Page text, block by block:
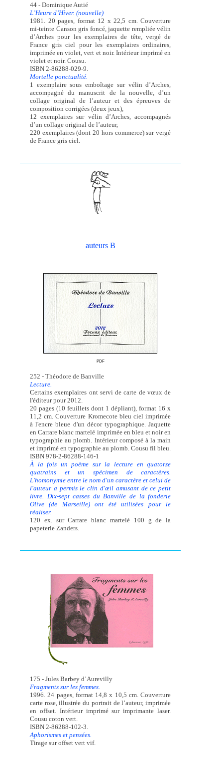
44 - Dominique Autié
L’Heure d’Hiver. (nouvelle)
1981. 20 pages, format 12 x 22,5 cm. Couverture
mi-teinte Canson gris foncé, jaquette rempliée vélin
d’Arches pour les exemplaires de tête, vergé de
France gris ciel pour les exemplaires ordinaires,
imprimée en violet, vert et noir. Intérieur imprimé en
violet et noir. Cousu.
ISBN 2-86288-029-9.
Mortelle ponctualité.
1 exemplaire sous emboîtage sur vélin d’Arches,
accompagné du manuscrit de la nouvelle, d’un
collage original de l’auteur et des épreuves de
composition corrigées (deux jeux),
12 exemplaires sur vélin d’Arches, accompagnés
d’un collage original de l’auteur,
220 exemplaires (dont 20 hors commerce) sur vergé
de France gris ciel.
auteurs B
PDF
252 - Théodore de Banville
Lecture.
Certains exemplaires ont servi de carte de vœux de
l'éditeur pour 2012.
20 pages (10 feuillets dont 1 dépliant), format 16 x
11,2 cm. Couverture Kromecote bleu ciel imprimée
à l'encre bleue d'un décor typographique. Jaquette
en Carrare blanc martelé imprimée en bleu et noir en
typographie au plomb. Intérieur composé à la main
et imprimé en typographie au plomb. Cousu fil bleu.
ISBN 978-2-86288-146-1
À la fois un poème sur la lecture en quatorze
quatrains et un spécimen de caractères.
L'homonymie entre le nom d'un caractère et celui de
l'auteur a permis le clin d'œil amusant de ce petit
livre. Dix-sept casses du Banville de la fonderie
Olive (de Marseille) ont été utilisées pour le
réaliser.
120 ex. sur Carrare blanc martelé 100 g de la
papeterie Zanders.
175 - Jules Barbey d’Aurevilly
Fragments sur les femmes.
1996. 24 pages, format 14,8 x 10,5 cm. Couverture
carte rose, illustrée du portrait de l’auteur, imprimée
en offset. Intérieur imprimé sur imprimante laser.
Cousu coton vert.
ISBN 2-86288-102-3.
Aphorismes et pensées.
Tirage sur offset vert vif.